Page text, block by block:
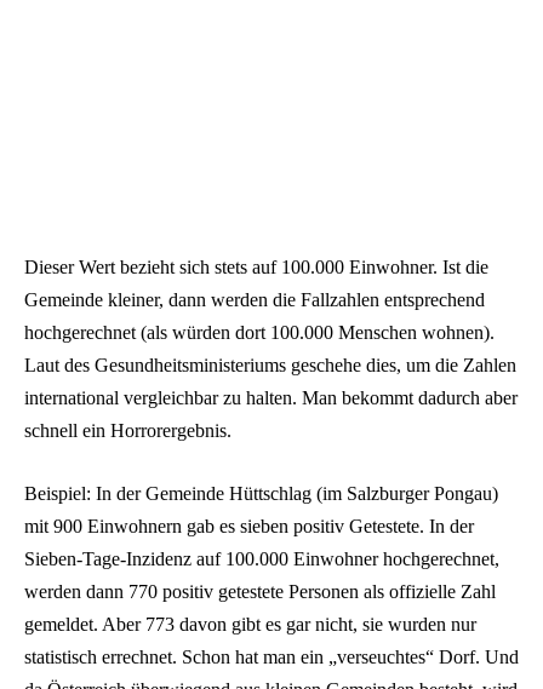
Dieser Wert bezieht sich stets auf 100.000 Einwohner. Ist die
Gemeinde kleiner, dann werden die Fallzahlen entsprechend
hochgerechnet (als würden dort 100.000 Menschen wohnen).
Laut des Gesundheitsministeriums geschehe dies, um die Zahlen
international vergleichbar zu halten. Man bekommt dadurch aber
schnell ein Horrorergebnis.
Beispiel: In der Gemeinde Hüttschlag (im Salzburger Pongau)
mit 900 Einwohnern gab es sieben positiv Getestete. In der
Sieben-Tage-Inzidenz auf 100.000 Einwohner hochgerechnet,
werden dann 770 positiv getestete Personen als offizielle Zahl
gemeldet. Aber 773 davon gibt es gar nicht, sie wurden nur
statistisch errechnet. Schon hat man ein „verseuchtes“ Dorf. Und